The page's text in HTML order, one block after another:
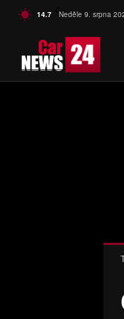
14.7 C Czech
Neděle 9. srpna